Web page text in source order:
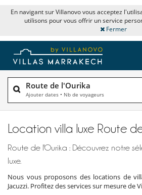
En navigant sur Villanovo vous acceptez
utilisons pour vous offrir un service
Fermer
Route de l'Ourika
Ajouter dates • Nb de voyageurs
Location villa luxe Route
Route de l'Ourika : Découvrez notre
luxe.
Nous vous proposons des locations de
Jacuzzi. Profitez des services sur mesure de